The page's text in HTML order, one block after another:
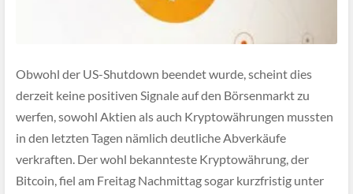
Obwohl der US-Shutdown beendet wurde, scheint dies
derzeit keine positiven Signale auf den Börsenmarkt zu
werfen, sowohl Aktien als auch Kryptowährungen mussten
in den letzten Tagen nämlich deutliche Abverkäufe
verkraften. Der wohl bekannteste Kryptowährung, der
Bitcoin, fiel am Freitag Nachmittag sogar kurzfristig unter